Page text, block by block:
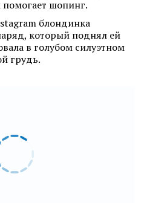
помогает шопинг.
блондинка
который поднял ей
в голубом силуэтном
грудь.